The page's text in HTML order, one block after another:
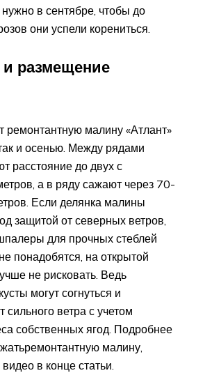
в сентябре, чтобы до
они успели корениться.
и размещение
малину «Атлант»
и осенью. Между рядами
расстояние до двух с
а в ряду сажают через 70-
Если делянка малины
защитой от северных ветров,
для прочных стеблей
понадобятся, на открытой
не рисковать. Ведь
могут согнуться и
сильного ветра с учетом
собственных ягод. Подробнее
малину,
в конце статьи.